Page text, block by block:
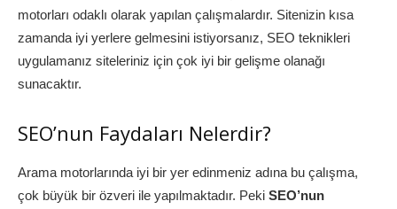
motorları odaklı olarak yapılan çalışmalardır. Sitenizin kısa
zamanda iyi yerlere gelmesini istiyorsanız, SEO teknikleri
uygulamanız siteleriniz için çok iyi bir gelişme olanağı
sunacaktır.
SEO’nun Faydaları Nelerdir?
Arama motorlarında iyi bir yer edinmeniz adına bu çalışma,
çok büyük bir özveri ile yapılmaktadır. Peki SEO’nun